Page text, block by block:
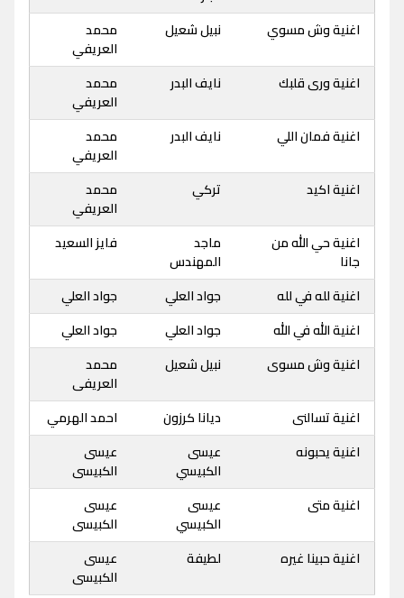
اغنية وش مسوي
نبيل شعيل
محمد
العريفي
اغنية ورى قلبك
نايف البدر
محمد
العريفي
اغنية فمان اللي
نايف البدر
محمد
العريفي
اغنية اكيد
تركي
محمد
العريفي
اغنية حي الله من
جانا
ماجد
المهندس
فايز السعيد
اغنية لله في لله جواد العلي
جواد العلي
اغنية الله في الله
جواد العلي
جواد العلي
اغنية وش مسوى
نبيل شعيل
محمد
العريفى
اغنية تسالنى
ديانا كرزون
احمد الهرمي
اغنية يحبونه
عيسى
الكبيسي
عيسى
الكبيسى
اغنية متى
عيسى
الكبيسي
عيسى
الكبيسى
اغنية حبينا غيره
لطيفة
عيسى
الكبيسى